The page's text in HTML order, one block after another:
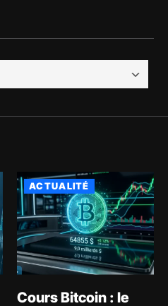
ACTUALITÉ
Cours Bitcoin : le